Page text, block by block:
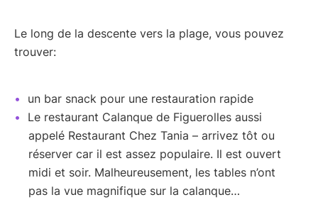
Le long de la descente vers la plage, vous pouvez
trouver:
un bar snack pour une restauration rapide
Le restaurant Calanque de Figuerolles aussi
appelé Restaurant Chez Tania – arrivez tôt ou
réserver car il est assez populaire. Il est ouvert
midi et soir. Malheureusement, les tables n’ont
pas la vue magnifique sur la calanque…